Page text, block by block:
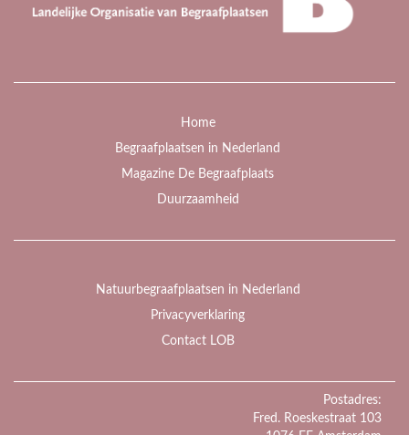
Home
Begraafplaatsen in Nederland
Magazine De Begraafplaats
Duurzaamheid
Natuurbegraafplaatsen in Nederland
Privacyverklaring
Contact LOB
Postadres:
Fred. Roeskestraat 103